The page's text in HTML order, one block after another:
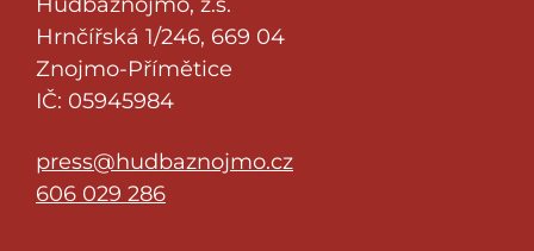
Hrnčířská 1/246, 669 04
Znojmo-Přímětice
IČ: 05945984
press@hudbaznojmo.cz
606 029 286